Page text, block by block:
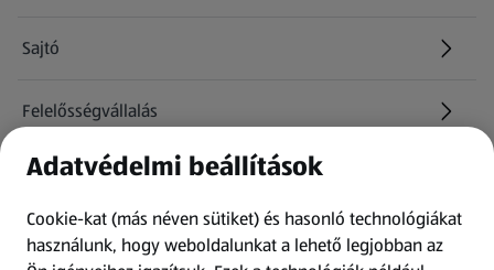
Sajtó
Felelősségvállalás
Információk
Kérdőív
Adatvédelmi beállítások
Cookie-kat (más néven sütiket) és hasonló technológiákat
használunk, hogy weboldalunkat a lehető legjobban az